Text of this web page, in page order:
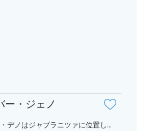
ー・ジェノ
デノはジャブラニツァに位置し...